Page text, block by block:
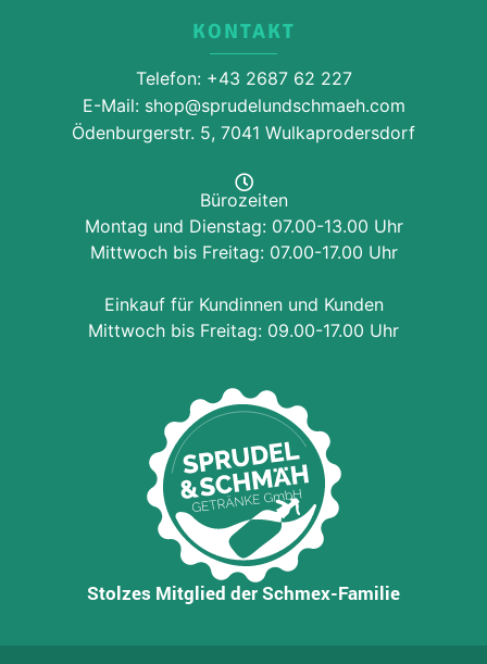
KONTAKT
Telefon: +43 2687 62 227
E-Mail: shop@sprudelundschmaeh.com
Ödenburgerstr. 5, 7041 Wulkaprodersdorf
Bürozeiten
Montag und Dienstag: 07.00-13.00 Uhr
Mittwoch bis Freitag: 07.00-17.00 Uhr
Einkauf für Kundinnen und Kunden
Mittwoch bis Freitag: 09.00-17.00 Uhr
Stolzes Mitglied der Schmex-Familie